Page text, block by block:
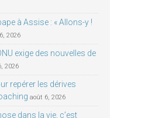
à Assise : « Allons-y !
2026
exige des nouvelles de
2026
repérer les dérives
août 6, 2026
dans la vie, c’est